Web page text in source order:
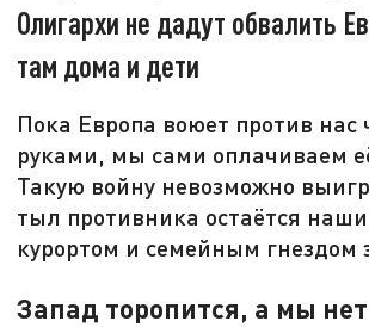
Олигархи не дадут обвалить
там дома и дети
Пока Европа воюет против нас
руками, мы сами оплачиваем
Такую войну невозможно
тыл противника остаётся
курортом и семейным гнездом
Запад торопится, а мы нет